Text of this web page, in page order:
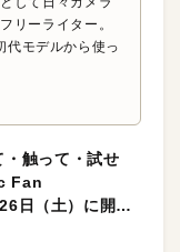
リーライター。
モデルから使っ
触って・試せ
Fan
日（土）に開催